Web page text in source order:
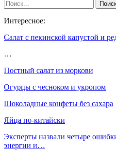
Интересное:
Салат с пекинской капустой и
…
Постный салат из моркови
Огурцы с чесноком и укропом
Шоколадные конфеты без сахара
Яйца по-китайски
Эксперты назвали четыре
энергии и…